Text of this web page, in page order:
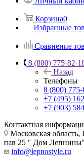
Корзина0
Избранные
Сравнение
8 (800) 775-82-
Назад
Телефоны
8 (800)
+7 (495)
+7 (903)
Контактная
Московская
пав 25 " Дом Лепнины"
info@lepnostyle.ru